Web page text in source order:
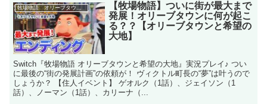
牧場物語 オリーブタウンと希望の大地
【牧場物語】ついに街が最大まで
発展！オリーブタウンに何が起こ
る？？【オリーブタウンと希望の
大地】
Switch『牧場物語 オリーブタウンと希望の大地』実況プレイ♪ つい
に最後の“街の発展計画”の依頼が！ ヴィクトル町長の“夢”は叶うので
しょうか？ 【住人イベント】 ゲオルク（1話）、ジェイソン（1
話）、ノーマン（1話）、カリーナ（...